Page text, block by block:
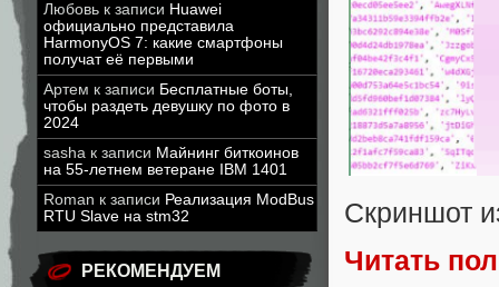
Любовь к записи Huawei
официально представила
HarmonyOS 7: какие смартфоны
получат её первыми
Артем к записи Бесплатные боты,
чтобы раздеть девушку по фото в
2024
sasha к записи Майнинг биткоинов
на 55-летнем ветеране IBM 1401
Roman к записи Реализация ModBus
RTU Slave на stm32
РЕКОМЕНДУЕМ
Скриншот
Читать